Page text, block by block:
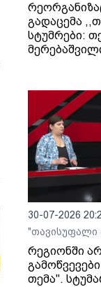
გადაცემა
სტუმრები:
30-07-2026
"თავისუფალი
რეგიონში
თემა".